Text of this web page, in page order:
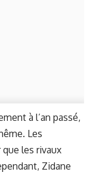
à l’an passé,
Les
les rivaux
Zidane